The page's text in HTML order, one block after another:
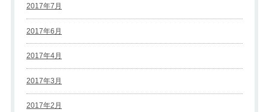
2017年7月
2017年6月
2017年4月
2017年3月
2017年2月